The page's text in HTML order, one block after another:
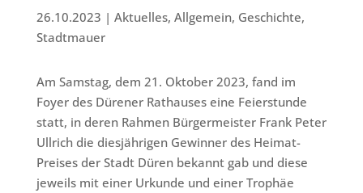
26.10.2023 | Aktuelles, Allgemein, Geschichte,
Stadtmauer
Am Samstag, dem 21. Oktober 2023, fand im
Foyer des Dürener Rathauses eine Feierstunde
statt, in deren Rahmen Bürgermeister Frank Peter
Ullrich die diesjährigen Gewinner des Heimat-
Preises der Stadt Düren bekannt gab und diese
jeweils mit einer Urkunde und einer Trophäe